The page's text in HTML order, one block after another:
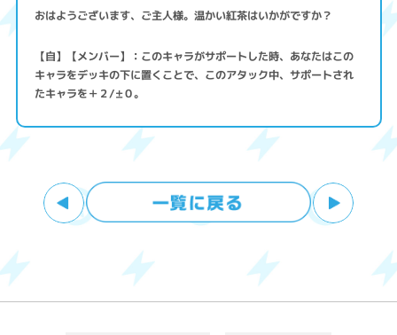
おはようございます、ご主人様。温かい紅茶はいかがですか？
【自】【メンバー】：このキャラがサポートした時、あなたはこの
キャラをデッキの下に置くことで、このアタック中、サポートされ
たキャラを＋２/±０。